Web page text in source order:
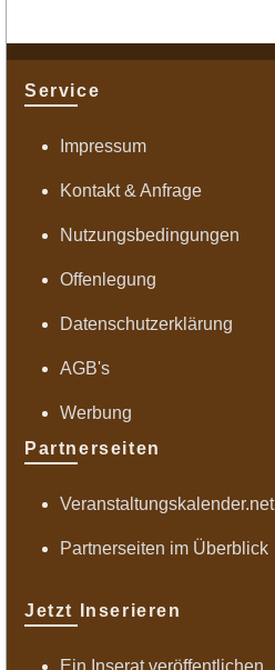
Service
Impressum
Kontakt & Anfrage
Nutzungsbedingungen
Offenlegung
Datenschutzerklärung
AGB's
Werbung
Partnerseiten
Veranstaltungskalender.net
Partnerseiten im Überblick
Jetzt Inserieren